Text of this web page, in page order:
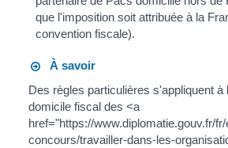
que l'imposition soit attribuée à la
convention fiscale).
À savoir
Des règles particulières s'appliquent à
domicile fiscal des <a
href="https://www.diplomatie.gouv.fr/
concours/travailler-dans-les-